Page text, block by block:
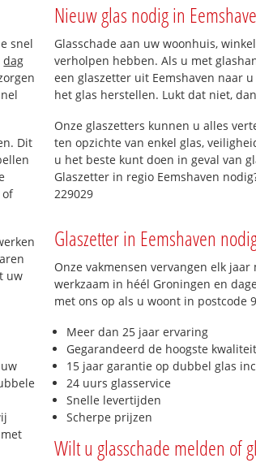
snel
dag
Dit
of
uw
Nieuw glas nodig in
Glasschade aan uw woonhuis,
verholpen hebben. Als u met
een glaszetter uit Eemshaven naar
het glas herstellen. Lukt dat niet,
Onze glaszetters kunnen u alles
ten opzichte van enkel glas,
u het beste kunt doen in geval van
Glaszetter in regio Eemshaven
229029
Glaszetter in Eemshaven
Onze vakmensen vervangen elk
werkzaam in héél Groningen en
met ons op als u woont in postcode
Meer dan 25 jaar ervaring
Gegarandeerd de hoogste kwaliteit
15 jaar garantie op dubbel glas
24 uurs glasservice
Snelle levertijden
Scherpe prijzen
Wilt u glasschade melden of